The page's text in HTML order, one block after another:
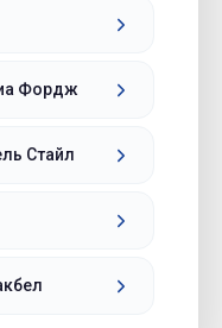
Фордж
Стайл